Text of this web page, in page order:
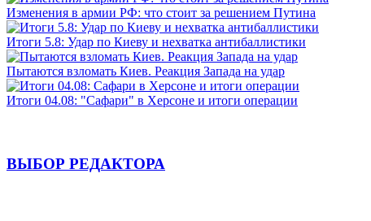
Изменения в армии РФ: что стоит за решением Путина
Итоги 5.8: Удар по Киеву и нехватка антибаллистики
Пытаются взломать Киев. Реакция Запада на удар
Итоги 04.08: "Сафари" в Херсоне и итоги операции
ВЫБОР РЕДАКТОРА